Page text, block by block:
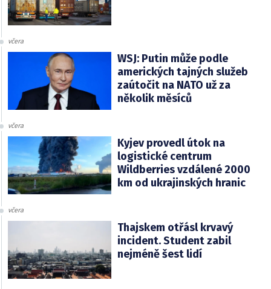
včera
WSJ: Putin může podle
amerických tajných služeb
zaútočit na NATO už za
několik měsíců
včera
Kyjev provedl útok na
logistické centrum
Wildberries vzdálené 2000
km od ukrajinských hranic
včera
Thajskem otřásl krvavý
incident. Student zabil
nejméně šest lidí